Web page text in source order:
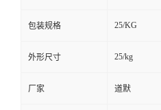
包装规格 25/KG
外形尺寸 25/kg
厂家 道默